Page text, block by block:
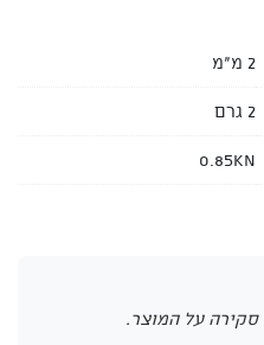
2 מ"מ
2 גרם
0.85kN
על המוצר.